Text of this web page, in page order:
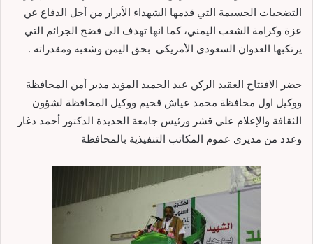
التضحيات الجسيمة التي قدمها الشهداء الأبرار من أجل الدفاع عن
عزة وكرامة الشعب اليمني، كما انها تهدف الى فضح الجرائم التي
يرتكبها العدوان السعودي الأمريكي بحق اليمن وشعبه ومقدراته .
حضر الافتتاح العقيد الركن عبد الحميد المؤيد مدير أمن المحافظة
ووكيل اول محافظة محمد عياش قحيم ووكيل المحافظة لشؤون
الثقافة والإعلام علي قشر ورئيس جامعة الحديدة الدكتور أحمد دغار
وعدد من مديري عموم المكاتب التنفيذية بالمحافظة